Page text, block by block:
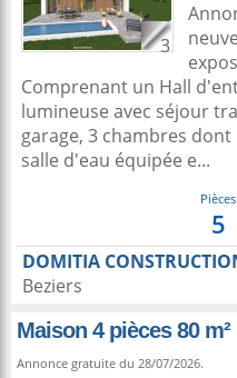
3
Comprenant un Hall
lumineuse avec séjour
garage, 3 chambres
salle d'eau équipée e...
Pièces
5
DOMITIA
Beziers
Maison 4 pièces 80 m²
Annonce gratuite du 28/07/2026.